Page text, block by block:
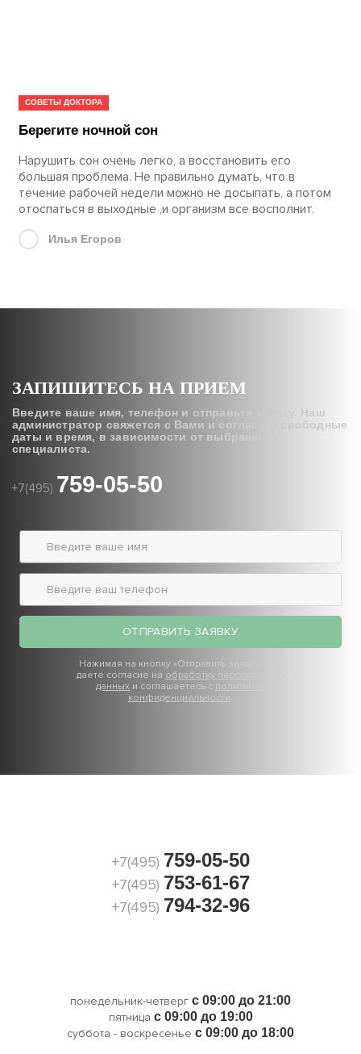
СОВЕТЫ ДОКТОРА
Берегите ночной сон
Нарушить сон очень легко, а восстановить его
большая проблема. Не правильно думать, что в
течение рабочей недели можно не досыпать, а потом
отоспаться в выходные ,и организм все восполнит.
Илья Егоров
ЗАПИШИТЕСЬ НА ПРИЕМ
Введите ваше имя, телефон и отправьте заявку.
Наш
администратор свяжется с Вами и согласует свободные
даты и время, в зависимости от выбранного
специалиста.
+7(495) 759-05-50
ОТПРАВИТЬ ЗАЯВКУ
Нажимая на кнопку «Отправить заявку», вы
даете согласие на обработку персональных
данных и соглашаетесь с политикой
конфиденциальности
+7(495) 759-05-50
+7(495) 753-61-67
+7(495) 794-32-96
понедельник-четверг с 09:00 до 21:00
пятница с 09:00 до 19:00
суббота - воскресенье с 09:00 до 18:00